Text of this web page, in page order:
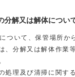
分解又は解体につい
ついて、保管場所か
、分解又は解体作業
処理及び清掃に関す